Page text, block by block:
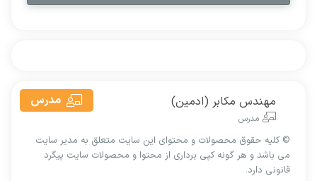
مدرس مهندس مکابر (ادمین)
مدرس
© کليه حقوق محصولات و محتوای اين سایت متعلق به مدیر سایت
می باشد و هر گونه کپی برداری از محتوا و محصولات سایت پیگرد
قانونی دارد.